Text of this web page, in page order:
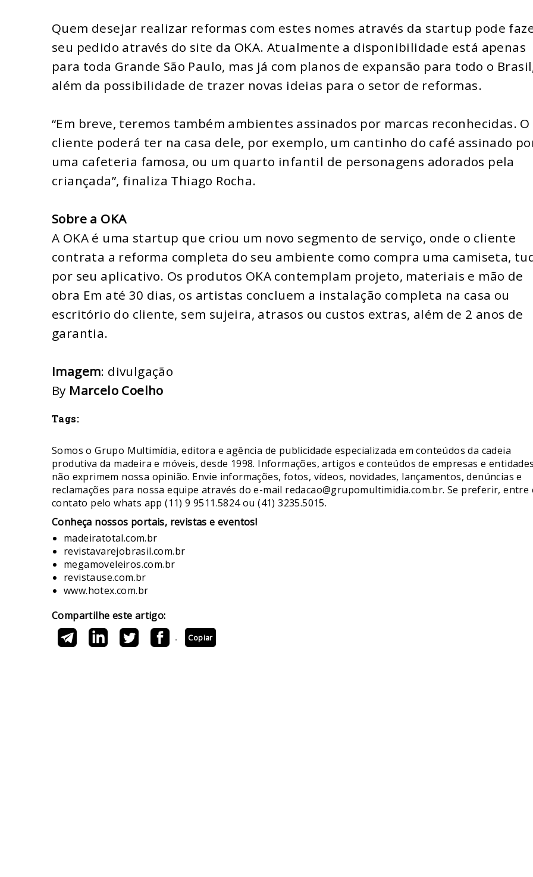
Quem desejar realizar reformas com estes nomes através da startup pode
seu pedido através do site da OKA. Atualmente a disponibilidade está apenas
para toda Grande São Paulo, mas já com planos de expansão para todo o
além da possibilidade de trazer novas ideias para o setor de reformas.
“Em breve, teremos também ambientes assinados por marcas reconhecidas. O
cliente poderá ter na casa dele, por exemplo, um cantinho do café assinado
uma cafeteria famosa, ou um quarto infantil de personagens adorados pela
criançada”, finaliza Thiago Rocha.
Sobre a OKA
A OKA é uma startup que criou um novo segmento de serviço, onde o cliente
contrata a reforma completa do seu ambiente como compra uma camiseta,
por seu aplicativo. Os produtos OKA contemplam projeto, materiais e mão de
obra Em até 30 dias, os artistas concluem a instalação completa na casa ou
escritório do cliente, sem sujeira, atrasos ou custos extras, além de 2 anos de
garantia.
Imagem: divulgação
By Marcelo Coelho
Tags:
Somos o Grupo Multimídia, editora e agência de publicidade especializada em conteúdos da cadeia
produtiva da madeira e móveis, desde 1998. Informações, artigos e conteúdos de empresas e
não exprimem nossa opinião. Envie informações, fotos, vídeos, novidades, lançamentos, denúncias e
reclamações para nossa equipe através do e-mail redacao@grupomultimidia.com.br. Se preferir, entre
contato pelo whats app (11) 9 9511.5824 ou (41) 3235.5015.
​Conheça nossos ​portais, revistas e eventos​!
madeiratotal.com.br
revistavarejobrasil.com.br
megamoveleiros.com.br
revistause.com.br
www.hotex.com.br
Compartilhe este artigo:
Copiar